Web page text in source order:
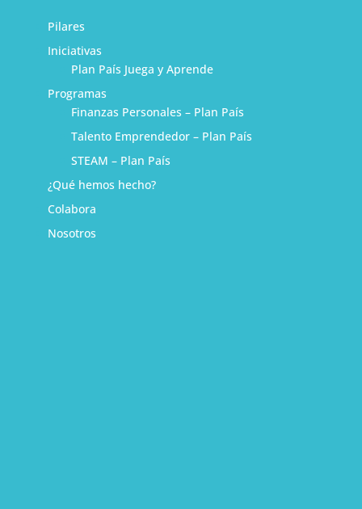
Pilares
Iniciativas
Plan País Juega y Aprende
Programas
Finanzas Personales – Plan País
Talento Emprendedor – Plan País
STEAM – Plan País
¿Qué hemos hecho?
Colabora
Nosotros